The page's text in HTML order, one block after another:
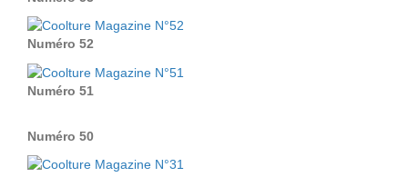
Numéro 52
Numéro 51
Numéro 50